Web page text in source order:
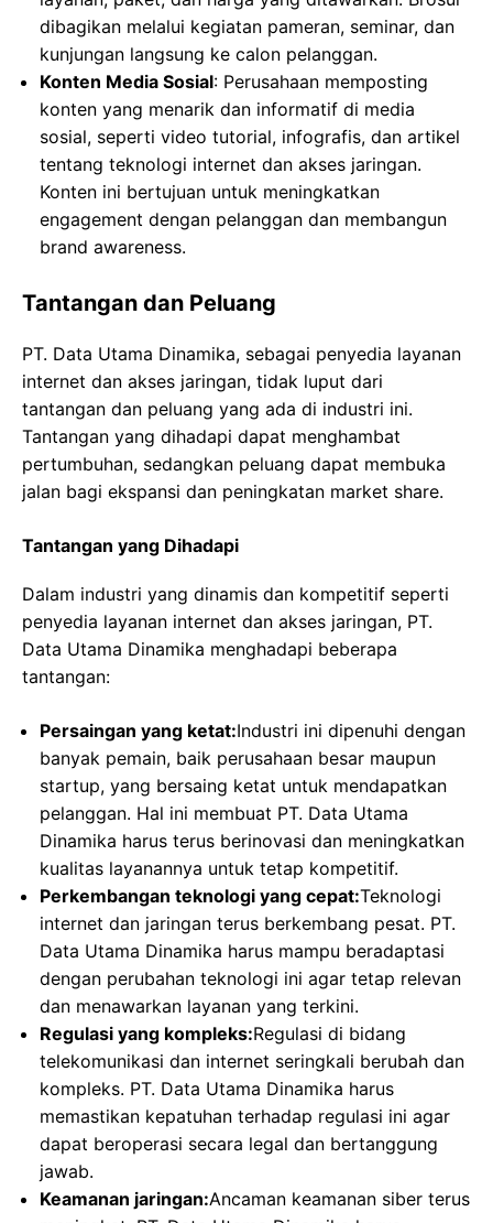
dibagikan melalui kegiatan pameran, seminar, dan
kunjungan langsung ke calon pelanggan.
Konten Media Sosial: Perusahaan memposting
konten yang menarik dan informatif di media
sosial, seperti video tutorial, infografis, dan artikel
tentang teknologi internet dan akses jaringan.
Konten ini bertujuan untuk meningkatkan
engagement dengan pelanggan dan membangun
brand awareness.
Tantangan dan Peluang
PT. Data Utama Dinamika, sebagai penyedia layanan
internet dan akses jaringan, tidak luput dari
tantangan dan peluang yang ada di industri ini.
Tantangan yang dihadapi dapat menghambat
pertumbuhan, sedangkan peluang dapat membuka
jalan bagi ekspansi dan peningkatan market share.
Tantangan yang Dihadapi
Dalam industri yang dinamis dan kompetitif seperti
penyedia layanan internet dan akses jaringan, PT.
Data Utama Dinamika menghadapi beberapa
tantangan:
Persaingan yang ketat:Industri ini dipenuhi dengan
banyak pemain, baik perusahaan besar maupun
startup, yang bersaing ketat untuk mendapatkan
pelanggan. Hal ini membuat PT. Data Utama
Dinamika harus terus berinovasi dan meningkatkan
kualitas layanannya untuk tetap kompetitif.
Perkembangan teknologi yang cepat:Teknologi
internet dan jaringan terus berkembang pesat. PT.
Data Utama Dinamika harus mampu beradaptasi
dengan perubahan teknologi ini agar tetap relevan
dan menawarkan layanan yang terkini.
Regulasi yang kompleks:Regulasi di bidang
telekomunikasi dan internet seringkali berubah dan
kompleks. PT. Data Utama Dinamika harus
memastikan kepatuhan terhadap regulasi ini agar
dapat beroperasi secara legal dan bertanggung
jawab.
Keamanan jaringan:Ancaman keamanan siber terus